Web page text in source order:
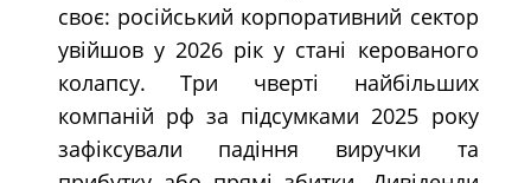
своє: російський корпоративний сектор
увійшов у 2026 рік у стані керованого
колапсу. Три чверті найбільших
компаній рф за підсумками 2025 року
зафіксували падіння виручки та